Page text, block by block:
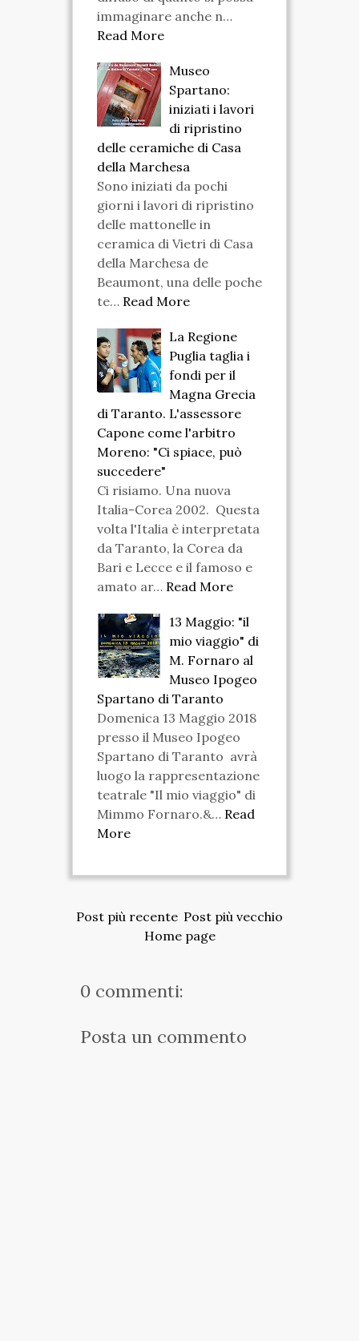
immaginare anche n…
Read More
Museo
Spartano:
iniziati i lavori
di ripristino
delle ceramiche di Casa
della Marchesa
Sono iniziati da pochi
giorni i lavori di ripristino
delle mattonelle in
ceramica di Vietri di Casa
della Marchesa de
Beaumont, una delle poche
te… Read More
La Regione
Puglia taglia i
fondi per il
Magna Grecia
di Taranto. L'assessore
Capone come l'arbitro
Moreno: "Ci spiace, può
succedere"
Ci risiamo. Una nuova
Italia-Corea 2002. Questa
volta l'Italia è interpretata
da Taranto, la Corea da
Bari e Lecce e il famoso e
amato ar… Read More
13 Maggio: "il
mio viaggio" di
M. Fornaro al
Museo Ipogeo
Spartano di Taranto
Domenica 13 Maggio 2018
presso il Museo Ipogeo
Spartano di Taranto avrà
luogo la rappresentazione
teatrale "Il mio viaggio" di
Mimmo Fornaro.&… Read
More
Post più recente Post più vecchio
Home page
0 commenti:
Posta un commento